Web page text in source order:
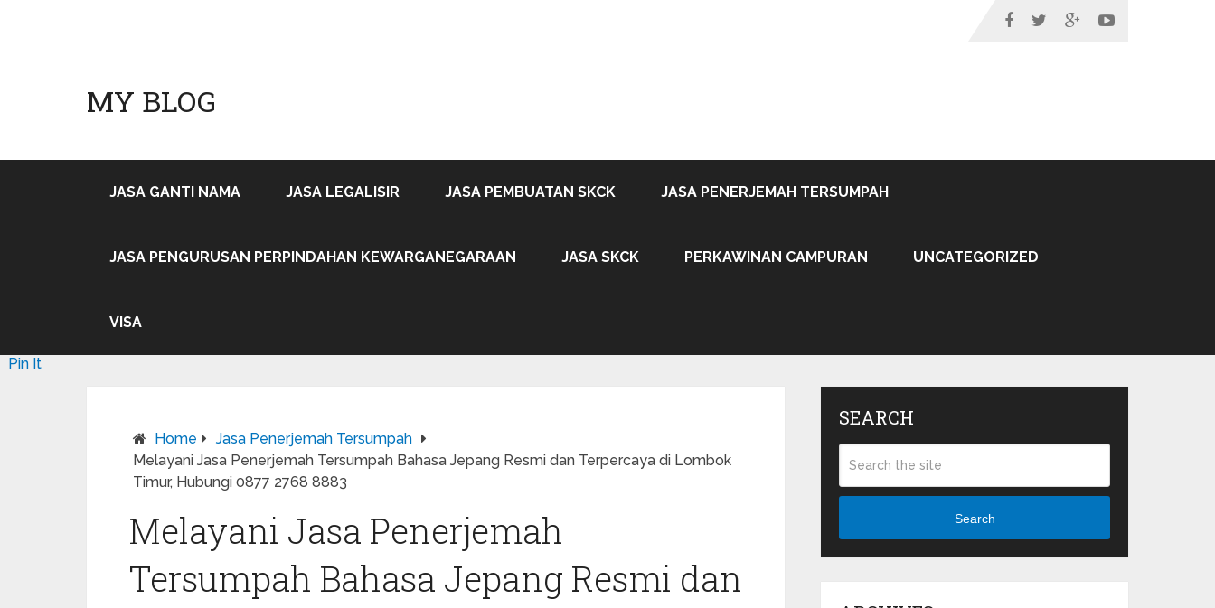
MY BLOG
JASA GANTI NAMA JASA LEGALISIR JASA PEMBUATAN SKCK JASA PENERJEMAH TERSUMPAH
JASA PENGURUSAN PERPINDAHAN KEWARGANEGARAAN JASA SKCK PERKAWINAN CAMPURAN UNCATEGORIZED
VISA
Home
Jasa Penerjemah Tersumpah
Melayani Jasa Penerjemah Tersumpah Bahasa Jepang Resmi dan Terpercaya di Lombok
Timur, Hubungi 0877 2768 8883
Melayani Jasa Penerjemah
Tersumpah Bahasa Jepang Resmi dan
Pin It
SEARCH
Search